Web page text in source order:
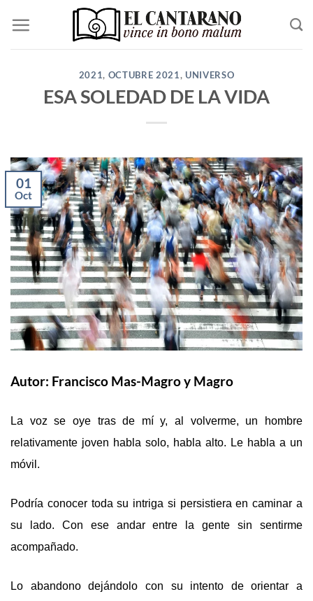
contenido
2021, OCTUBRE 2021,UNIVERSO
ESA SOLEDAD DE LA VIDA
01
Oct
Autor: Francisco Mas-Magro y Magro
La voz se oye tras de mí y, al volverme, un hombre
relativamente joven habla solo, habla alto. Le habla a un
móvil.
Podría conocer toda su intriga si persistiera en caminar a
su lado. Con ese andar entre la gente sin sentirme
acompañado.
Lo abandono dejándolo con su intento de orientar a